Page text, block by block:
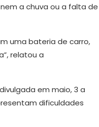
a chuva ou a falta de
uma bateria de carro,
relatou a
divulgada em maio, 3 a
dificuldades